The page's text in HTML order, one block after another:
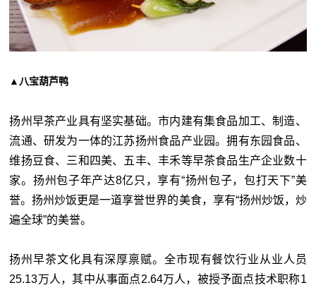
▲八宝葫芦鸭
扬州早茶产业具有坚实基础。市内建有集食品加工、制造、
流通、研发为一体的江苏扬州食品产业园。拥有东园食品、
维扬豆食、三和四美、五丰、丰禾等早茶食品生产企业数十
家。扬州包子年产达8亿只，享有“扬州包子，包打天下”美
誉。扬州炒饭更是一道享誉世界的美食，享有“扬州炒饭，炒
遍全球”的美誉。
扬州早茶文化具有深厚禀赋。全市现有餐饮行业从业人员
25.13万人，其中从事面点2.64万人，被授予面点技术职称1